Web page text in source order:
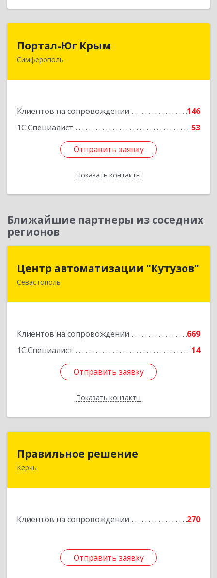
Портал-Юг Крым
Симферополь
Клиентов на сопровождении
146
1С:Специалист
53
Отправить заявку
Показать контакты
295015, Крым Респ, Симферополь г, Козлова ул,
Отправить заявку
Назад
Ближайшие партнеры из соседних
регионов
Центр автоматизации "Кутузов"
Севастополь
Клиентов на сопровождении
669
1С:Специалист
14
Отправить заявку
Показать контакты
299011, Севастополь г, Генерала Петрова ул,
Отправить заявку
Назад
Правильное решение
Керчь
Клиентов на сопровождении 270
Отправить заявку
298330, Крым Респ, Керчь г, Адмиралтейский
Отправить заявку